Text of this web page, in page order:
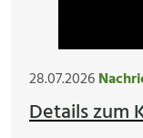
28.07.2026
Details zum